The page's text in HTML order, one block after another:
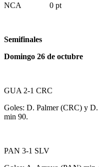
NCA 0 pt
Semifinales
Domingo 26 de octubre
GUA 2-1 CRC
Goles: D. Palmer (CRC) y
min 90.
PAN 3-1 SLV